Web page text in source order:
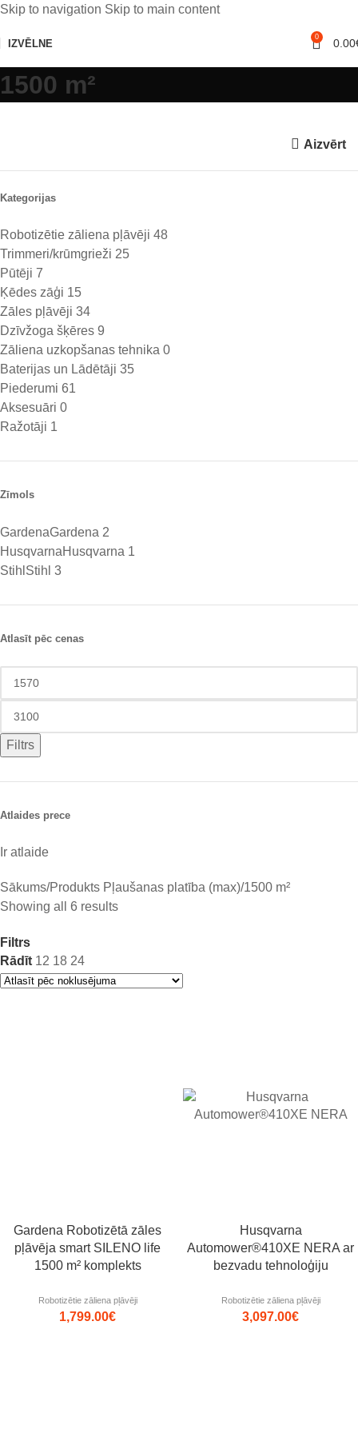
Skip to navigation Skip to main content
IZVĒLNE
0 0.00
1500 m²
Aizvērt
Kategorijas
Robotizētie zāliena pļāvēji 48
Trimmeri/krūmgrieži 25
Pūtēji 7
Ķēdes zāģi 15
Zāles pļāvēji 34
Dzīvžoga šķēres 9
Zāliena uzkopšanas tehnika 0
Baterijas un Lādētāji 35
Piederumi 61
Aksesuāri 0
Ražotāji 1
Zīmols
GardenaGardena 2
HusqvarnaHusqvarna 1
Stihl Stihl 3
Atlasīt pēc cenas
Filtrs
Atlaides prece
Ir atlaide
Sākums Produkts Pļaušanas platība (max) 1500 m²
Showing all 6 results
Filtrs
Rādīt 12 18 24
Gardena Robotizētā zāles
pļāvēja smart SILENO life
1500 m² komplekts
Robotizētie zāliena pļāvēji
1,799.00€
Husqvarna
Automower®410XE NERA ar
bezvadu tehnoloģiju
Robotizētie zāliena pļāvēji
3,097.00€